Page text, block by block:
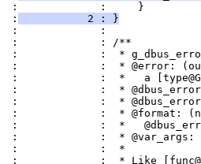
:             :     }
:
           2 : }
:             :
:             : /**
:             :  *
:             :  * @error:
:             :  *   a
:             :  *
:             :  *
:             :  * @format:
:             :  *
:             :  * @var_args:
:             :  *
:             :  * Like